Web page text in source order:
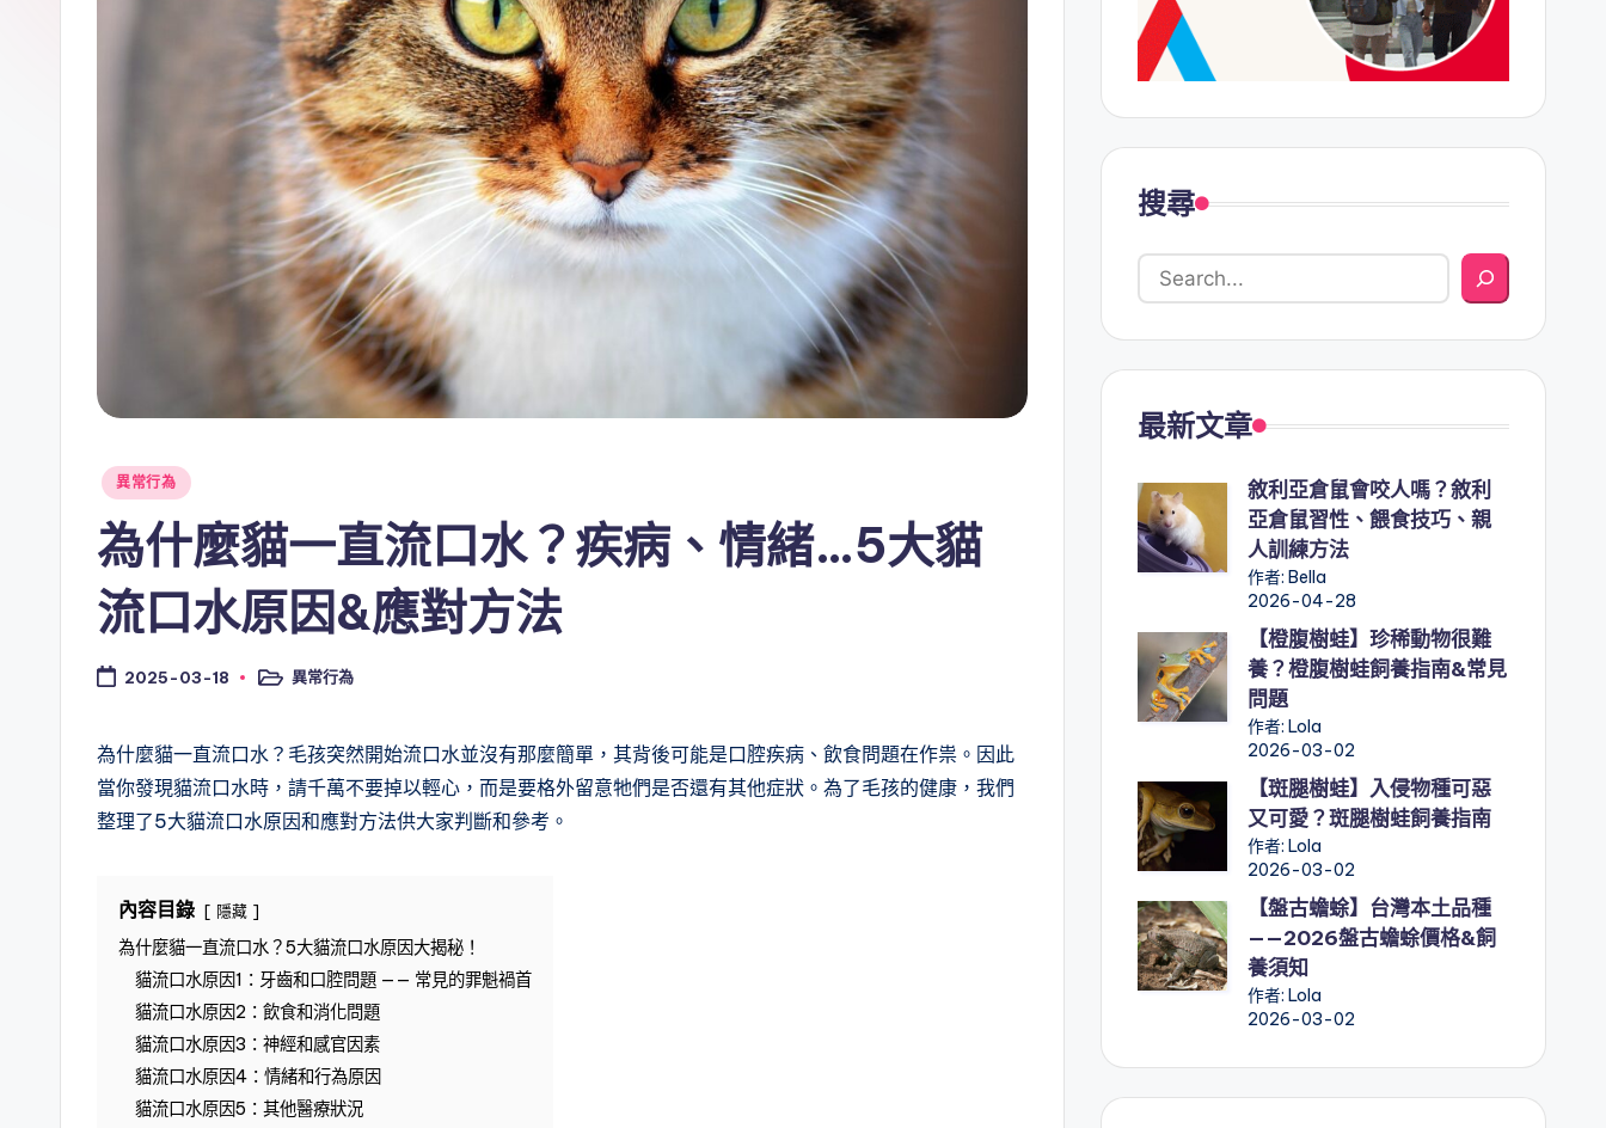
Posted
異常行為
為什麼貓一直流口水？疾病、情緒…5大貓
流口水原因&應對方法
2025-03-18
Posted異常行為
為什麼貓一直流口水？毛孩突然開始流口水並沒有那麼簡單，其背後可能是口腔疾病、飲食問題在作祟。因此
當你發現貓流口水時，請千萬不要掉以輕心，而是要格外留意牠們是否還有其他症狀。為了毛孩的健康，我們
整理了5大貓流口水原因和應對方法供大家判斷和參考。
內容目錄 隱藏
為什麼貓一直流口水？5大貓流口水原因大揭秘！
貓流口水原因1：牙齒和口腔問題 —— 常見的罪魁禍首
貓流口水原因2：飲食和消化問題
貓流口水原因3：神經和感官因素
貓流口水原因4：情緒和行為原因
貓流口水原因5：其他醫療狀況
搜尋
最新文章
敘利亞倉鼠會咬人嗎？敘利
亞倉鼠習性、餵食技巧、親
人訓練方法
作者: Bella
2026-04-28
【橙腹樹蛙】珍稀動物很難
養？橙腹樹蛙飼養指南&常見
問題
作者: Lola
2026-03-02
【斑腿樹蛙】入侵物種可惡
又可愛？斑腿樹蛙飼養指南
作者: Lola
2026-03-02
【盤古蟾蜍】台灣本土品種
——2026盤古蟾蜍價格&飼
養須知
作者: Lola
2026-03-02